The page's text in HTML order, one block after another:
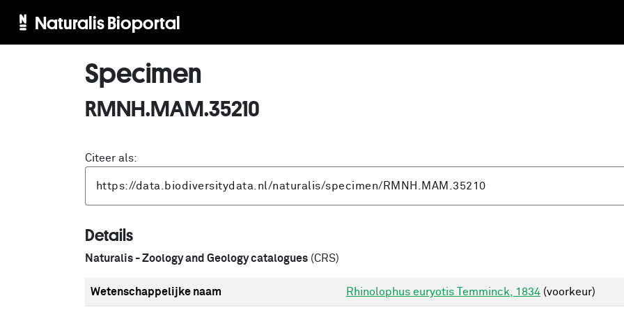
Naturalis Bioportal
Specimen
RMNH.MAM.35210
Citeer als:
Details
Naturalis - Zoology and Geology catalogues (CRS)
Wetenschappelijke naam Rhinolophus euryotis Temminck, 1834 (voorkeur)